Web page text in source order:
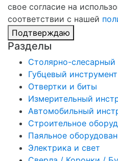
свое согласие на
соответствии с нашей
Подтверждаю
Разделы
Столярно-слесарный
Губцевый инструмент
Отвертки и биты
Измерительный
Автомобильный
Строительное
Паяльное
Электрика и свет